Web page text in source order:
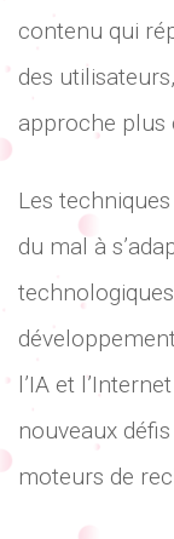
contenu qui
des
approche plus
Les
du mal à
l’IA et
nouveaux
moteurs de